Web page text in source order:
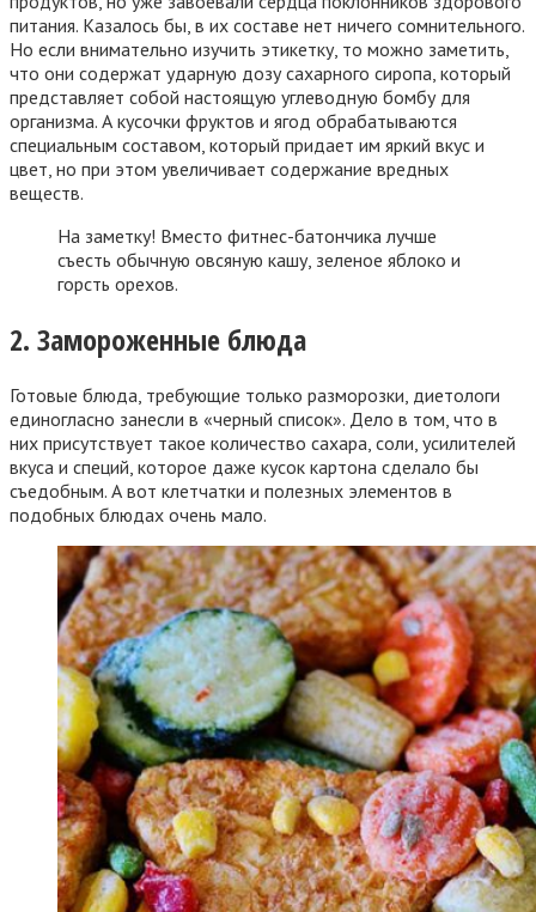
питания. Казалось бы, в их составе нет ничего сомнительного.
Но если внимательно изучить этикетку, то можно заметить,
что они содержат ударную дозу сахарного сиропа, который
представляет собой настоящую углеводную бомбу для
организма. А кусочки фруктов и ягод обрабатываются
специальным составом, который придает им яркий вкус и
цвет, но при этом увеличивает содержание вредных
веществ.
На заметку! Вместо фитнес-батончика лучше
съесть обычную овсяную кашу, зеленое яблоко и
горсть орехов.
2. Замороженные блюда
Готовые блюда, требующие только разморозки, диетологи
единогласно занесли в «черный список». Дело в том, что в
них присутствует такое количество сахара, соли, усилителей
вкуса и специй, которое даже кусок картона сделало бы
съедобным. А вот клетчатки и полезных элементов в
подобных блюдах очень мало.